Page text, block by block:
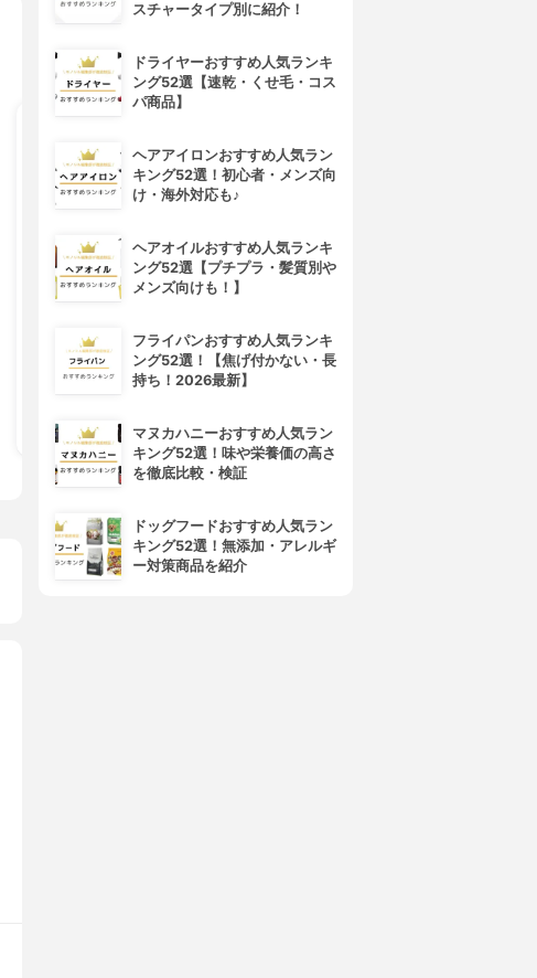
SQUIZ(スクイズ)
Oops WOMB
3.07(3)
MICIN(マイシン)
スチャータイプ別に紹介！
ドライヤーおすすめ人気ランキ
ング52選【速乾・くせ毛・コス
パ商品】
ヘアアイロンおすすめ人気ラン
キング52選！初心者・メンズ向
け・海外対応も♪
ヘアオイルおすすめ人気ランキ
ング52選【プチプラ・髪質別や
メンズ向けも！】
フライパンおすすめ人気ランキ
ング52選！【焦げ付かない・長
持ち！2026最新】
マヌカハニーおすすめ人気ラン
キング52選！味や栄養価の高さ
を徹底比較・検証
ドッグフードおすすめ人気ラン
キング52選！無添加・アレルギ
ー対策商品を紹介